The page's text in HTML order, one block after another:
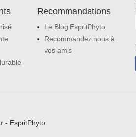
Recommandations
Le Blog EspritPhyto
Recommandez nous à
vos amis
- EspritPhyto